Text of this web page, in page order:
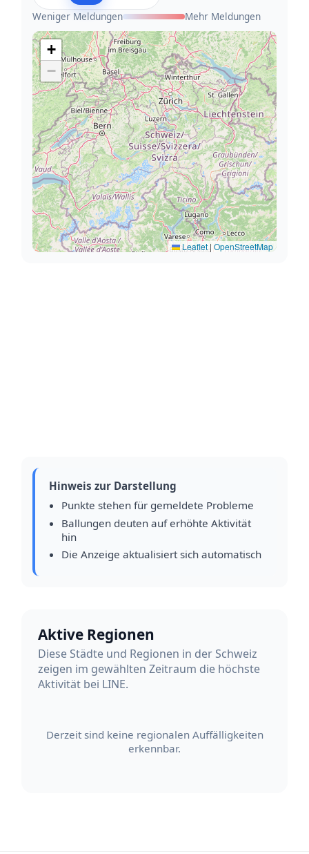
Weniger Meldungen
Mehr Meldungen
+
−
Leaflet| OpenStreetMap
Hinweis zur Darstellung
Punkte stehen für gemeldete Probleme
Ballungen deuten auf erhöhte Aktivität
hin
Die Anzeige aktualisiert sich automatisch
Aktive Regionen
Diese Städte und Regionen in der Schweiz
zeigen im gewählten Zeitraum die höchste
Aktivität bei LINE.
Derzeit sind keine regionalen Auffälligkeiten
erkennbar.